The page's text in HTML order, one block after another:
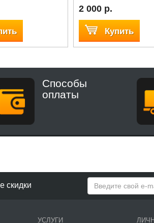
2 000 р.
Купить
Способы
оплаты
скидки
УСЛУГИ